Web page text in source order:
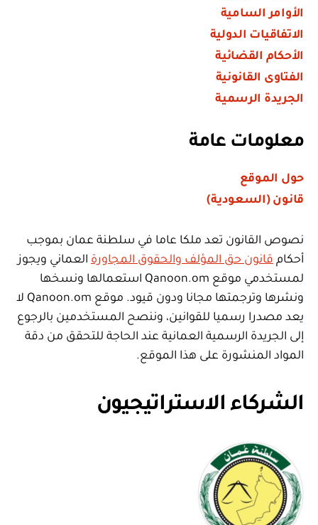
الأوامر السامية
الاتفاقيات الدولية
الأحكام القضائية
الفتاوى القانونية
الجريدة الرسمية
معلومات عامة
حول الموقع
قانون (السعودية)
نصوص القانون تعد ملكا عاما في سلطنة عمان بموجب
أحكام قانون حق المؤلف والحقوق المجاورة العماني ويجوز
لمستخدمي موقع Qanoon.om استعمالها ونسخها
ونشرها وترجمتها مجانا ودون قيود. موقع Qanoon.om لا
يعد مصدرا رسميا للقوانين، وننصح المستخدمين بالرجوع
إلى الجريدة الرسمية العمانية عند الحاجة للتحقق من دقة
المواد المنشورة على هذا الموقع.
الشركاء الاستراتيجيون